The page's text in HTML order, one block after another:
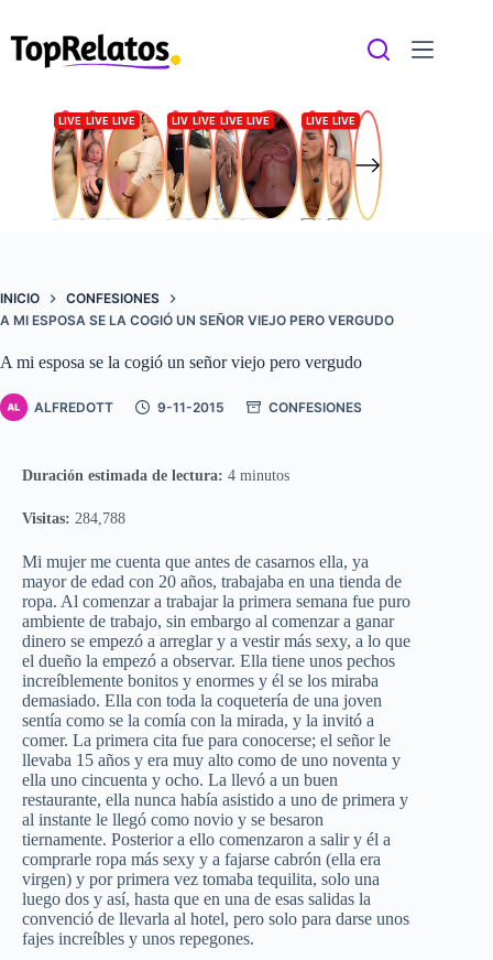
contenido
INICIO
CONFESIONES
A MI ESPOSA SE LA COGIÓ UN SEÑOR VIEJO PERO VERGUDO
A mi esposa se la cogió un señor viejo pero vergudo
ALFREDOTT 9-11-2015 CONFESIONES
Duración estimada de lectura: 4 minutos
Visitas: 284,788
Mi mujer me cuenta que antes de casarnos ella, ya
mayor de edad con 20 años, trabajaba en una tienda de
ropa. Al comenzar a trabajar la primera semana fue puro
ambiente de trabajo, sin embargo al comenzar a ganar
dinero se empezó a arreglar y a vestir más sexy, a lo que
el dueño la empezó a observar. Ella tiene unos pechos
increíblemente bonitos y enormes y él se los miraba
demasiado. Ella con toda la coquetería de una joven
sentía como se la comía con la mirada, y la invitó a
comer. La primera cita fue para conocerse; el señor le
llevaba 15 años y era muy alto como de uno noventa y
ella uno cincuenta y ocho. La llevó a un buen
restaurante, ella nunca había asistido a uno de primera y
al instante le llegó como novio y se besaron
tiernamente. Posterior a ello comenzaron a salir y él a
comprarle ropa más sexy y a fajarse cabrón (ella era
virgen) y por primera vez tomaba tequilita, solo una
luego dos y así, hasta que en una de esas salidas la
convenció de llevarla al hotel, pero solo para darse unos
fajes increíbles y unos repegones.